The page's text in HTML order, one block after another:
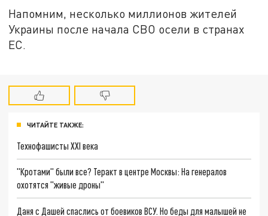
Напомним, несколько миллионов жителей
Украины после начала СВО осели в странах
ЕС.
ЧИТАЙТЕ ТАКЖЕ:
Технофашисты XXI века
"Кротами" были все? Теракт в центре Москвы: На генералов
охотятся "живые дроны"
Даня с Дашей спаслись от боевиков ВСУ. Но беды для малышей не